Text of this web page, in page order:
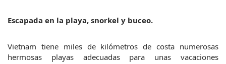
Escapada en la playa, snorkel y buceo.
Vietnam tiene miles de kilómetros de costa numerosas
hermosas playas adecuadas para unas vacaciones